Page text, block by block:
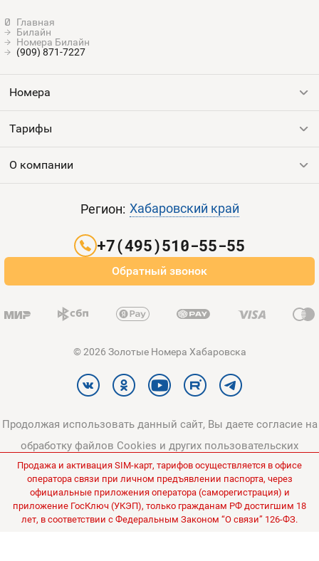
Билайн
Номера Билайн
(909) 871-7227
Номера
Все номера
Тарифы
Выгодные тарифы
О компании
Оплата и доставка
Регион: Хабаровский край
+7(495)510-55-55
Обратный звонок
© 2026 Золотые Номера Хабаровска
Продолжая использовать данный сайт, Вы даете согласие на
обработку файлов Cookies и других пользовательских
данных, в соответствии сПолитикой конфиденциальности
Политикой в отношении обработки персональных данных
Все цены на сайте указаны без НДС.
Продажа и активация SIM-карт, тарифов осуществляется в офисе
оператора связи при личном предъявлении паспорта, через
официальные приложения оператора (саморегистрация) и
приложение ГосКлюч (УКЭП), только гражданам РФ достигшим 18
лет, в соответствии с Федеральным Законом “О связи” 126-ФЗ.